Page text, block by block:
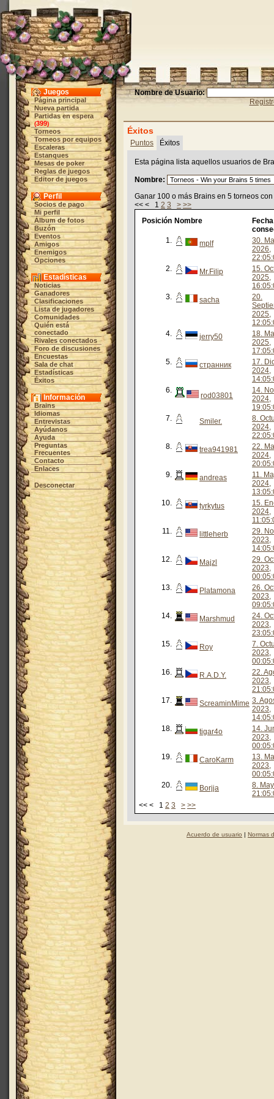
Juegos
Página principal
Nueva partida
Partidas en espera
(399)
Torneos
Torneos por equipos
Escaleras
Estanques
Mesas de poker
Reglas de juegos
Editor de juegos
Perfil
Socios de pago
Mi perfil
Álbum de fotos
Buzón
Eventos
Amigos
Enemigos
Opciones
Estadísticas
Noticias
Ganadores
Clasificaciones
Lista de jugadores
Comunidades
Quién está
conectado
Rivales conectados
Foro de discusiones
Encuestas
Sala de chat
Estadísticas
Éxitos
Información
Brains
Idiomas
Entrevistas
Ayúdanos
Ayuda
Preguntas
Frecuentes
Contacto
Enlaces
Desconectar
Nombre de Usuario:
Éxitos
Puntos Éxitos
Esta página lista aquellos usuarios de
Nombre:
Ganar 100 o más Brains en 5 torneos
<< < 1 2 3 > >>
Posición Nombre
1.
mplf
30.
2026,
2.
Mr.Filip
15.
2025,
3.
sacha
20.
2025,
4.
jerry50
18.
2025,
5.
странник
17.
2024,
6.
rod03801
14.
2024,
7.
Smiler.
8.
2024,
8.
trea941981
22.
2024,
9.
andreas
11.
2024,
10.
tyrkytus
15.
2024,
11.
littleherb
29.
2023,
12.
Majzl
29.
2023,
13.
Platamona
26.
2023,
14.
Marshmud
24.
2023,
15.
Roy
7.
2023,
16.
R.A.D.Y.
22.
2023,
17.
ScreaminMime 3.
2023,
18.
tigar4o
14.
2023,
19.
CaroKarm
13.
2023,
20.
Borjja
8.
<< < 1 2 3 > >>
Acuerdo de usuario | Normas